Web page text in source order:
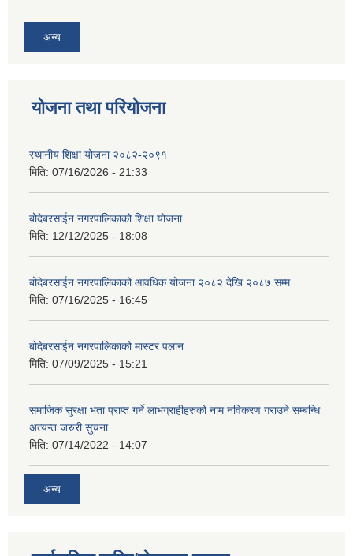
अन्य
योजना तथा परियोजना
स्थानीय शिक्षा योजना २०८२-२०९१
मिति: 07/16/2026 - 21:33
बोदेबरसाईन नगरपालिकाको शिक्षा योजना
मिति: 12/12/2025 - 18:08
बोदेबरसाईन नगरपालिकाको आवधिक योजना २०८२ देखि २०८७ सम्म
मिति: 07/16/2025 - 16:45
बोदेबरसाईन नगरपालिकाको मास्टर पलान
मिति: 07/09/2025 - 15:21
समाजिक सुरक्षा भता प्राप्त गर्ने लाभग्राहीहरुको नाम नविकरण गराउने सम्बन्धि
अत्यन्त जरुरी सुचना
मिति: 07/14/2022 - 14:07
अन्य